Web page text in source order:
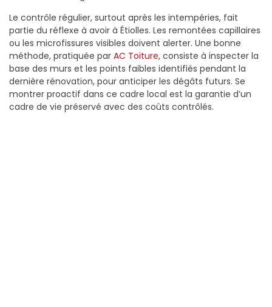
Le contrôle régulier, surtout après les intempéries, fait
partie du réflexe à avoir à Étiolles. Les remontées capillaires
ou les microfissures visibles doivent alerter. Une bonne
méthode, pratiquée par AC Toiture, consiste à inspecter la
base des murs et les points faibles identifiés pendant la
dernière rénovation, pour anticiper les dégâts futurs. Se
montrer proactif dans ce cadre local est la garantie d’un
cadre de vie préservé avec des coûts contrôlés.